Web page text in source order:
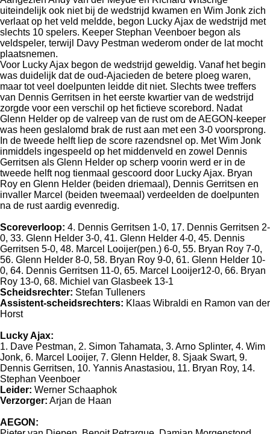
uiteindelijk ook niet bij de wedstrijd kwamen en Wim Jonk zich
verlaat op het veld meldde, begon Lucky Ajax de wedstrijd met
slechts 10 spelers. Keeper Stephan Veenboer begon als
veldspeler, terwijl Davy Pestman wederom onder de lat mocht
plaatsnemen.
Voor Lucky Ajax begon de wedstrijd geweldig. Vanaf het begin
was duidelijk dat de oud-Ajacieden de betere ploeg waren,
maar tot veel doelpunten leidde dit niet. Slechts twee treffers
van Dennis Gerritsen in het eerste kwartier van de wedstrijd
zorgde voor een verschil op het fictieve scorebord. Nadat
Glenn Helder op de valreep van de rust om de AEGON-keeper
was heen geslalomd brak de rust aan met een 3-0 voorsprong.
In de tweede helft liep de score razendsnel op. Met Wim Jonk
inmiddels ingespeeld op het middenveld en zowel Dennis
Gerritsen als Glenn Helder op scherp voorin werd er in de
tweede helft nog tienmaal gescoord door Lucky Ajax. Bryan
Roy en Glenn Helder (beiden driemaal), Dennis Gerritsen en
invaller Marcel (beiden tweemaal) verdeelden de doelpunten
na de rust aardig evenredig.
Scoreverloop: 4. Dennis Gerritsen 1-0, 17. Dennis Gerritsen 2-
0, 33. Glenn Helder 3-0, 41. Glenn Helder 4-0, 45. Dennis
Gerritsen 5-0, 48. Marcel Looijer(pen.) 6-0, 55. Bryan Roy 7-0,
56. Glenn Helder 8-0, 58. Bryan Roy 9-0, 61. Glenn Helder 10-
0, 64. Dennis Gerritsen 11-0, 65. Marcel Looijer12-0, 66. Bryan
Roy 13-0, 68. Michiel van Glasbeek 13-1
Scheidsrechter: Stefan Tulleners
Assistent-scheidsrechters: Klaas Wibraldi en Ramon van der
Horst
Lucky Ajax:
1. Dave Pestman, 2. Simon Tahamata, 3. Arno Splinter, 4. Wim
Jonk, 6. Marcel Looijer, 7. Glenn Helder, 8. Sjaak Swart, 9.
Dennis Gerritsen, 10. Yannis Anastasiou, 11. Bryan Roy, 14.
Stephan Veenboer
Leider: Werner Schaaphok
Verzorger: Arjan de Haan
AEGON: